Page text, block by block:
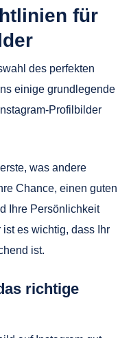
für
des perfekten
einige grundlegende
Profilbilder
was andere
Chance, einen guten
Ihre Persönlichkeit
es wichtig, dass Ihr
ist.
richtige